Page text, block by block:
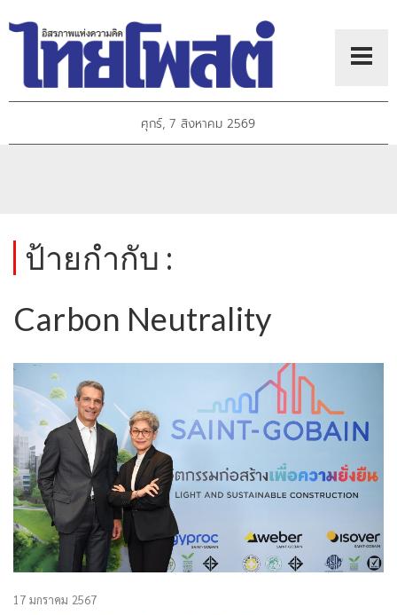
ศุกร์, 7 สิงหาคม 2569
ป้ายกำกับ :
Carbon Neutrality
17 มกราคม 2567